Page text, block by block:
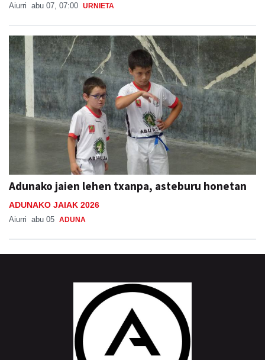
Aiurri abu 07, 07:00 URNIETA
Adunako jaien lehen txanpa, asteburu honetan
ADUNAKO JAIAK 2026
Aiurri abu 05 ADUNA